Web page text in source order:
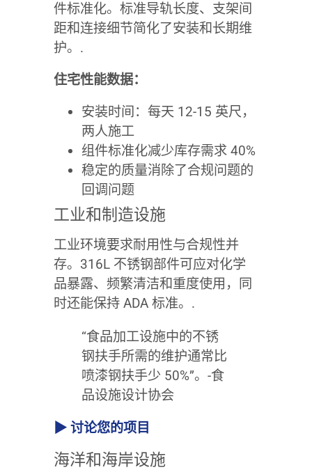
件标准化。标准导轨长度、支架间
距和连接细节简化了安装和长期维
护。.
住宅性能数据：
安装时间：每天 12-15 英尺，
两人施工
组件标准化减少库存需求 40%
稳定的质量消除了合规问题的
回调问题
工业和制造设施
工业环境要求耐用性与合规性并
存。316L 不锈钢部件可应对化学
品暴露、频繁清洁和重度使用，同
时还能保持 ADA 标准。.
“食品加工设施中的不锈
钢扶手所需的维护通常比
喷漆钢扶手少 50%”。-食
品设施设计协会
▶ 讨论您的项目
海洋和海岸设施